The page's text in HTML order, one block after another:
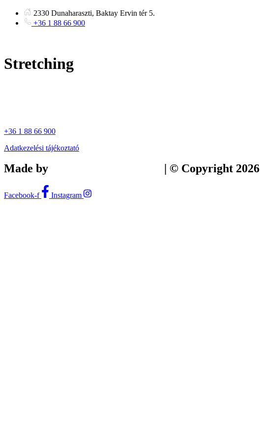
Ugrás
tartalomhoz
2330 Dunaharaszti, Baktay Ervin tér 5.
+36 1 88 66 900
Stretching
+36 1 88 66 900
Adatkezelési tájékoztató
Made by | © Copyright 2026
Facebook-f Instagram